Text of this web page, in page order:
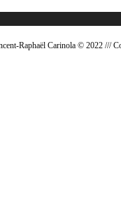
Raphaël Carinola © 2022 ///